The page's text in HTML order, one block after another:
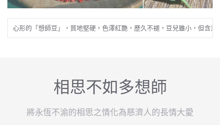
心形的「想師豆」，質地堅硬，色澤紅艷，歷久不褪，豆兒雖小，但含意
相思不如多想師
將永恆不渝的相思之情化為慈濟人的長情大愛